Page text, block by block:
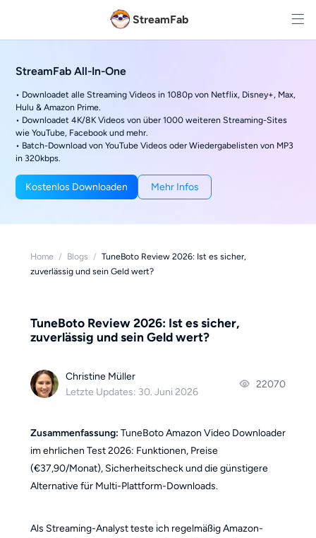
StreamFab
StreamFab All-In-One
• Downloadet alle Streaming Videos in 1080p von Netflix, Disney+, Max,
Hulu & Amazon Prime.
• Downloadet 4K/8K Videos von über 1000 weiteren Streaming-Sites
wie YouTube, Facebook und mehr.
• Batch-Download von YouTube Videos oder Wiedergabelisten von MP3
in 320kbps.
Kostenlos Downloaden Mehr Infos
Home / Blogs / TuneBoto Review 2026: Ist es sicher,
zuverlässig und sein Geld wert?
TuneBoto Review 2026: Ist es sicher,
zuverlässig und sein Geld wert?
Christine Müller
Letzte Updates: 30. Juni 2026
22070
Zusammenfassung: TuneBoto Amazon Video Downloader
im ehrlichen Test 2026: Funktionen, Preise
(€37,90/Monat), Sicherheitscheck und die günstigere
Alternative für Multi-Plattform-Downloads.
Als Streaming-Analyst teste ich regelmäßig Amazon-